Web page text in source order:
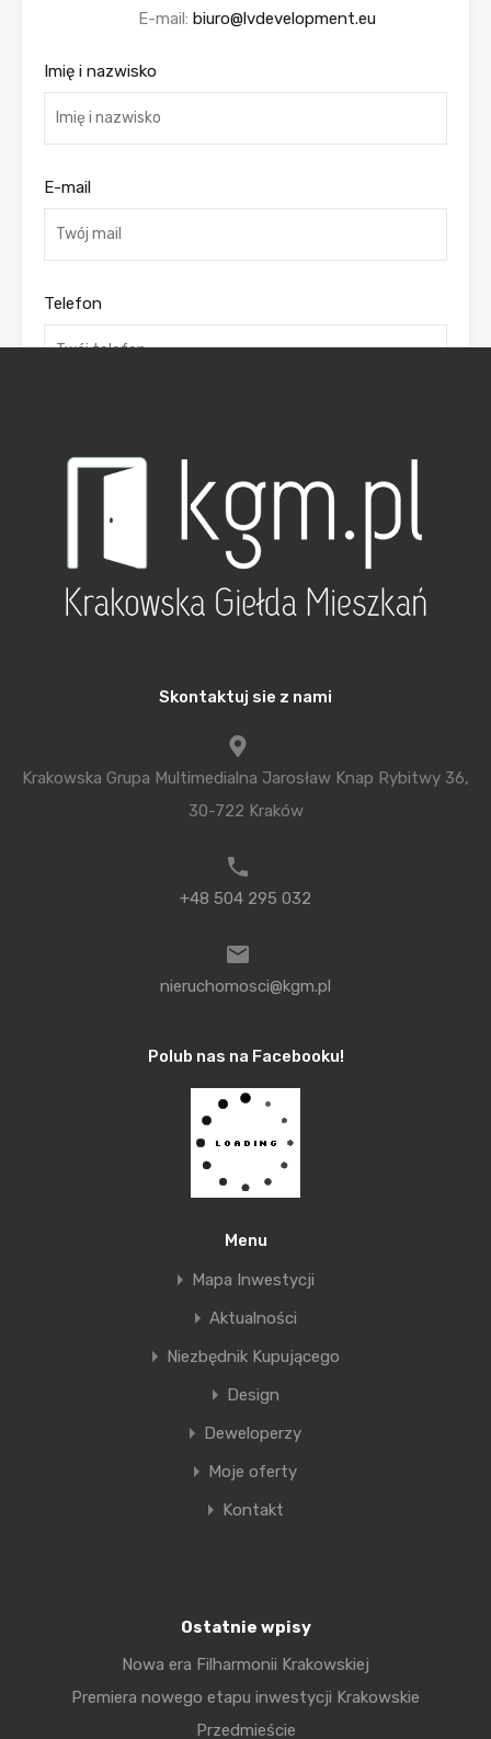
E-mail: biuro@lvdevelopment.eu
Imię i nazwisko
E-mail
Telefon
Podobne Inwestycje
Smętna Garden
Dwa kameralne budynki w Bronowicach Wielkich.
nowa inwestycja
Skontaktuj sie z nami
Krakowska Grupa Multimedialna Jarosław Knap Rybitwy 36,
30-722 Kraków
+48 504 295 032
nieruchomosci@kgm.pl
Polub nas na Facebooku!
Menu
Mapa Inwestycji
Aktualności
Niezbędnik Kupującego
Design
Deweloperzy
Moje oferty
Kontakt
Ostatnie wpisy
Nowa era Filharmonii Krakowskiej
Premiera nowego etapu inwestycji Krakowskie
Przedmieście